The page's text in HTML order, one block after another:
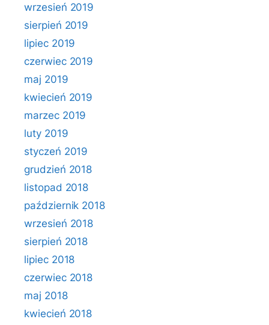
wrzesień 2019
sierpień 2019
lipiec 2019
czerwiec 2019
maj 2019
kwiecień 2019
marzec 2019
luty 2019
styczeń 2019
grudzień 2018
listopad 2018
październik 2018
wrzesień 2018
sierpień 2018
lipiec 2018
czerwiec 2018
maj 2018
kwiecień 2018